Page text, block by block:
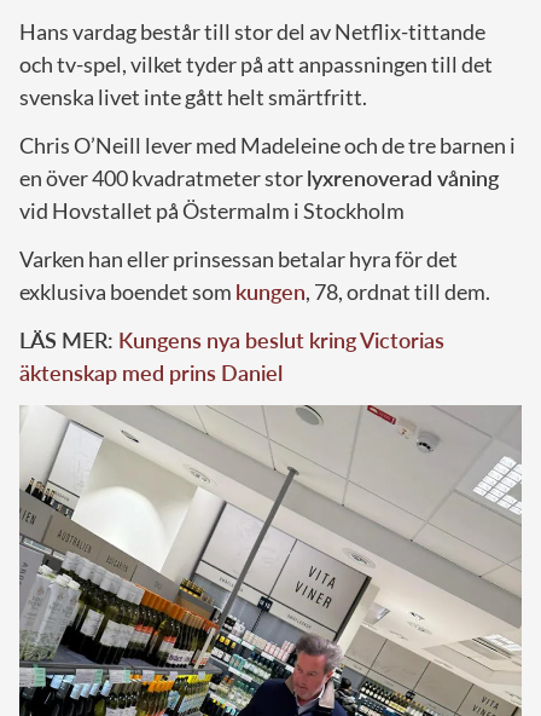
Hans vardag består till stor del av Netflix-tittande
och tv-spel, vilket tyder på att anpassningen till det
svenska livet inte gått helt smärtfritt.
Chris O’Neill lever med Madeleine och de tre barnen i
en över 400 kvadratmeter storlyxrenoverad våning
vid Hovstallet på Östermalm i Stockholm
Varken han eller prinsessan betalar hyra för det
exklusiva boendet som kungen, 78, ordnat till dem.
LÄS MER: Kungens nya beslut kring Victorias
äktenskap med prins Daniel